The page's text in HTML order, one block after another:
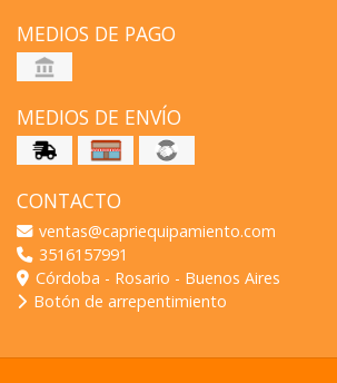
MEDIOS DE PAGO
MEDIOS DE ENVÍO
CONTACTO
ventas@capriequipamiento.com
3516157991
Córdoba - Rosario - Buenos Aires
Botón de arrepentimiento